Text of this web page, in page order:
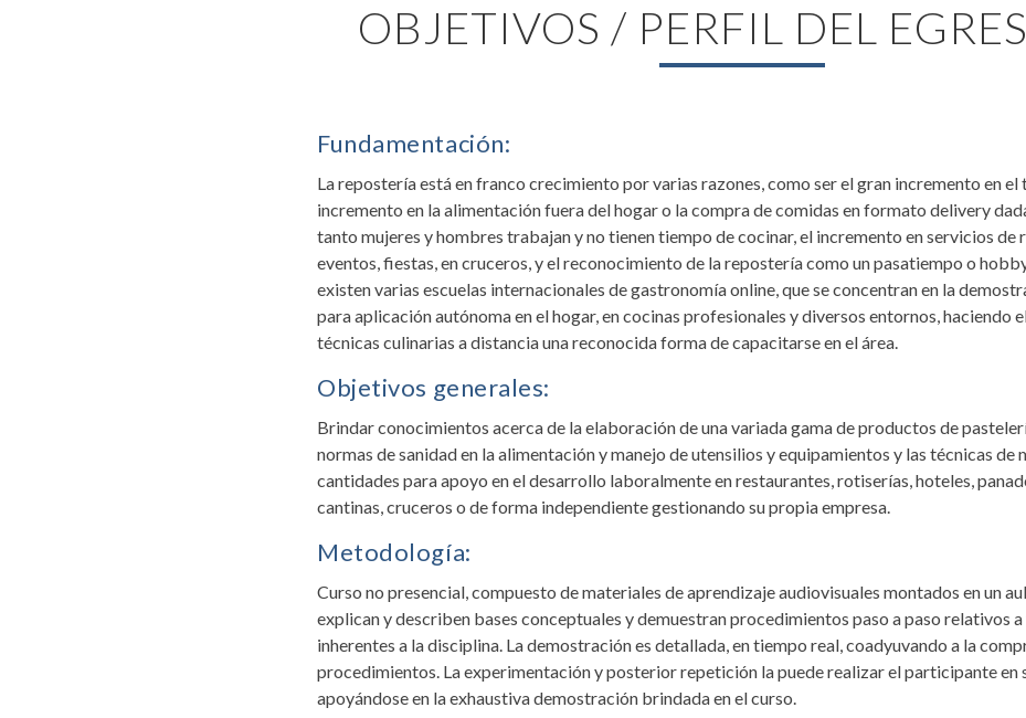
OBJETIVOS / PERFIL DEL
Fundamentación:
La repostería está en franco crecimiento por varias razones, como ser el gran incremento en el
incremento en la alimentación fuera del hogar o la compra de comidas en formato delivery
tanto mujeres y hombres trabajan y no tienen tiempo de cocinar, el incremento en servicios de
eventos, fiestas, en cruceros, y el reconocimiento de la repostería como un pasatiempo o
existen varias escuelas internacionales de gastronomía online, que se concentran en la
para aplicación autónoma en el hogar, en cocinas profesionales y diversos entornos, haciendo
técnicas culinarias a distancia una reconocida forma de capacitarse en el área.
Objetivos generales:
Brindar conocimientos acerca de la elaboración de una variada gama de productos de
normas de sanidad en la alimentación y manejo de utensilios y equipamientos y las técnicas de
cantidades para apoyo en el desarrollo laboralmente en restaurantes, rotiserías, hoteles,
cantinas, cruceros o de forma independiente gestionando su propia empresa.
Metodología:
Curso no presencial, compuesto de materiales de aprendizaje audiovisuales montados en un
explican y describen bases conceptuales y demuestran procedimientos paso a paso relativos
inherentes a la disciplina. La demostración es detallada, en tiempo real, coadyuvando a la
procedimientos. La experimentación y posterior repetición la puede realizar el participante en
apoyándose en la exhaustiva demostración brindada en el curso.